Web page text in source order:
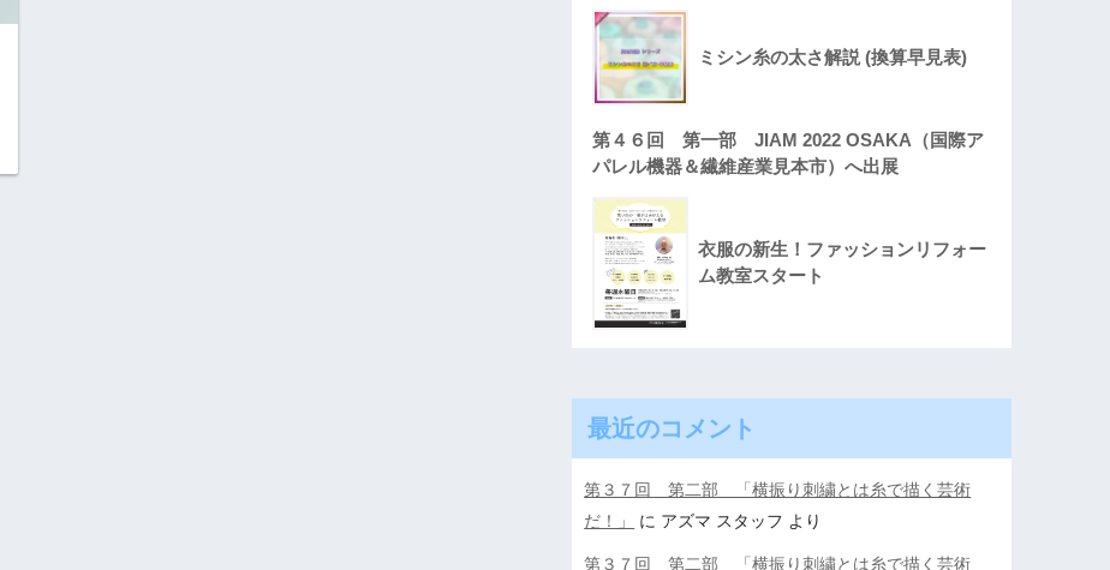
ミシン糸の太さ解説 (換算早見表)
第４６回 第一部 JIAM 2022 OSAKA（国際ア
パレル機器＆繊維産業見本市）へ出展
衣服の新生！ファッションリフォー
ム教室スタート
最近のコメント
第３７回 第二部 「横振り刺繍とは糸で描く芸術
だ！」
に アズマ スタッフ より
第３７回 第二部 「横振り刺繍とは糸で描く芸術